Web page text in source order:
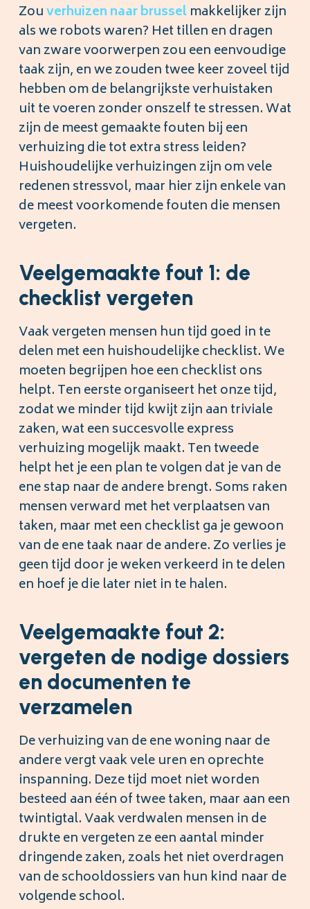
Zouverhuizen naarbrusselmakkelijker zijn
als we robots waren? Het tillen en dragen
van zware voorwerpen zou een eenvoudige
taak zijn, en we zouden twee keer zoveel tijd
hebben om de belangrijkste verhuistaken
uit te voeren zonder onszelf te stressen. Wat
zijn de meest gemaakte fouten bij een
verhuizing die tot extra stress leiden?
Huishoudelijke verhuizingen zijn om vele
redenen stressvol, maar hier zijn enkele van
de meest voorkomende fouten die mensen
vergeten.
Veelgemaakte fout 1: de
checklist vergeten
Vaak vergeten mensen hun tijd goed in te
delen met een huishoudelijke checklist. We
moeten begrijpen hoe een checklist ons
helpt. Ten eerste organiseert het onze tijd,
zodat we minder tijd kwijt zijn aan triviale
zaken, wat een succesvolle express
verhuizing mogelijk maakt. Ten tweede
helpt het je een plan te volgen dat je van de
ene stap naar de andere brengt. Soms raken
mensen verward met het verplaatsen van
taken, maar met een checklist ga je gewoon
van de ene taak naar de andere. Zo verlies je
geen tijd door je weken verkeerd in te delen
en hoef je die later niet in te halen.
Veelgemaakte fout 2:
vergeten de nodige dossiers
en documenten te
verzamelen
De verhuizing van de ene woning naar de
andere vergt vaak vele uren en oprechte
inspanning. Deze tijd moet niet worden
besteed aan één of twee taken, maar aan een
twintigtal. Vaak verdwalen mensen in de
drukte en vergeten ze een aantal minder
dringende zaken, zoals het niet overdragen
van de schooldossiers van hun kind naar de
volgende school.